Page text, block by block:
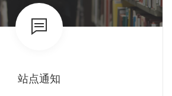
站点通知